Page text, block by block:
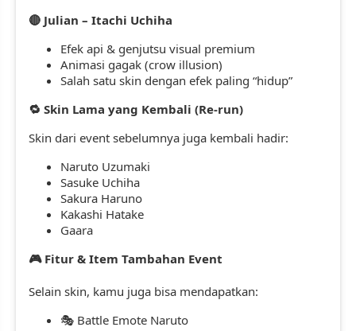
🔴 Julian – Itachi Uchiha
Efek api & genjutsu visual premium
Animasi gagak (crow illusion)
Salah satu skin dengan efek paling “hidup”
🔁 Skin Lama yang Kembali (Re-run)
Skin dari event sebelumnya juga kembali hadir:
Naruto Uzumaki
Sasuke Uchiha
Sakura Haruno
Kakashi Hatake
Gaara
🎮Fitur & Item Tambahan Event
Selain skin, kamu juga bisa mendapatkan:
🎭 Battle Emote Naruto